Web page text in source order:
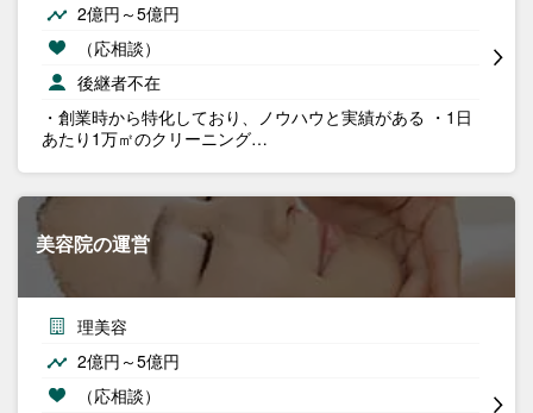
2億円～5億円
（応相談）
後継者不在
・創業時から特化しており、ノウハウと実績がある ・1日
あたり1万㎡のクリーニング…
美容院の運営
理美容
2億円～5億円
（応相談）